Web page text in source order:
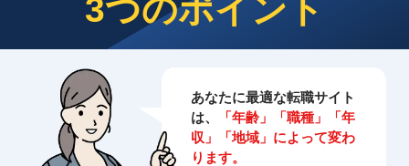
3つのポイント
あなたに最適な転職サイト
は、
「年齢」「職種」「年
収」「地域」によって変わ
ります。